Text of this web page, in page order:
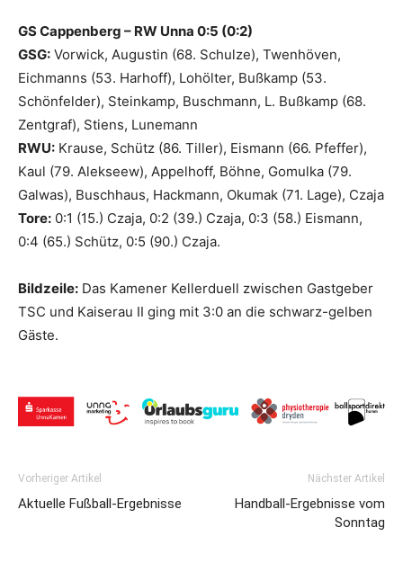
GS Cappenberg – RW Unna 0:5 (0:2)
GSG: Vorwick, Augustin (68. Schulze), Twenhöven,
Eichmanns (53. Harhoff), Lohölter, Bußkamp (53.
Schönfelder), Steinkamp, Buschmann, L. Bußkamp (68.
Zentgraf), Stiens, Lunemann
RWU: Krause, Schütz (86. Tiller), Eismann (66. Pfeffer),
Kaul (79. Alekseew), Appelhoff, Böhne, Gomulka (79.
Galwas), Buschhaus, Hackmann, Okumak (71. Lage), Czaja
Tore: 0:1 (15.) Czaja, 0:2 (39.) Czaja, 0:3 (58.) Eismann,
0:4 (65.) Schütz, 0:5 (90.) Czaja.
Bildzeile: Das Kamener Kellerduell zwischen Gastgeber
TSC und Kaiserau II ging mit 3:0 an die schwarz-gelben
Gäste.
Vorheriger Artikel
Aktuelle Fußball-Ergebnisse
Nächster Artikel
Handball-Ergebnisse vom
Sonntag